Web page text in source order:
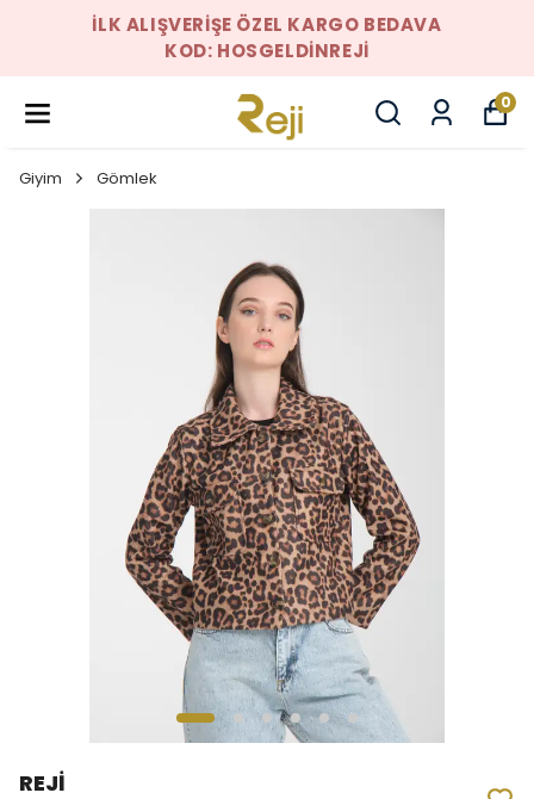
İLK ALIŞVERIŞE ÖZEL KARGO BEDAVA
KOD: HOSGELDINREJI
0
Giyim Gömlek
REJİ